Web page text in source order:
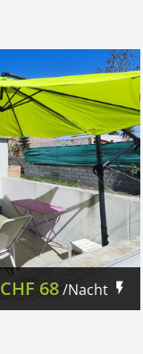
CHF 68/Nacht